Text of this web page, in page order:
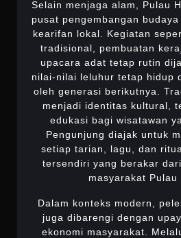
Selain menjaga alam, Pulau
pusat pengembangan
kearifan lokal. Kegiatan
tradisional, pembuatan
upacara adat tetap rutin
nilai-nilai leluhur tetap hidup
oleh generasi berikutnya.
menjadi identitas kultural,
edukasi bagi wisatawan
Pengunjung diajak untuk
setiap tarian, lagu, dan
tersendiri yang berakar
masyarakat Pulau
Dalam konteks modern,
juga dibarengi dengan
ekonomi masyarakat.